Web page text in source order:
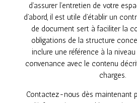
d’assurer l’entretien de votre
d’abord, il est utile d’établir un
de document sert à faciliter la
obligations de la structure
inclure une référence à la
convenance avec le contenu
charges.
Contactez-nous dès maintenant